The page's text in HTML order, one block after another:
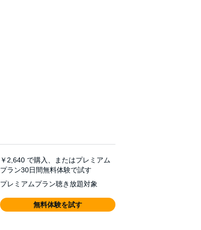
￥2,640 で購入、またはプレミアム
プラン30日間無料体験で試す
プレミアムプラン聴き放題対象
無料体験を試す